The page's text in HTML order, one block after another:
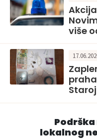
više
Podrška
lokalnog